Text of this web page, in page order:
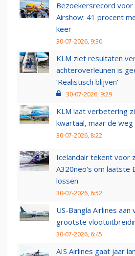
Bezoekersrecord voor
Airshow: 41 procent
keer
30-07-2026, 9:30
KLM ziet resultaten
achteroverleunen is
‘Realistisch blijven’
30-07-2026, 9:29
KLM laat verbetering
kwartaal, maar de weg
30-07-2026, 8:22
Icelandair tekent voor
A320neo's om laatste
lossen
30-07-2026, 6:52
US-Bangla Airlines aan
grootste
30-07-2026, 6:45
AIS Airlines gaat jaar